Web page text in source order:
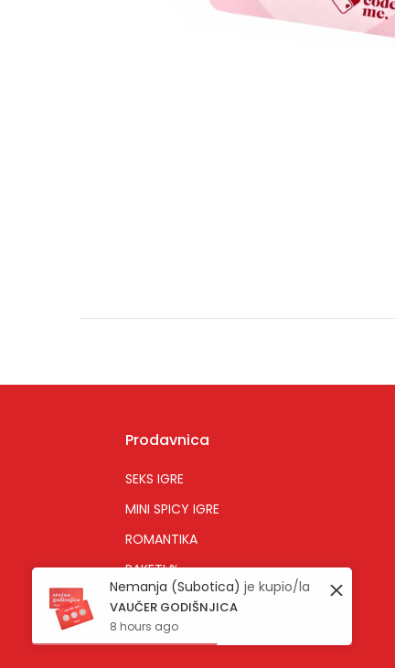
Prodavnica
SEKS IGRE
MINI SPICY IGRE
ROMANTIKA
PAKETI %
ONLINE SEKS IGRE
EROTSKE PRIČE
Nemanja (Subotica) je kupio/la
VAUČER GODIŠNJICA
8 hours ago
Zatvori